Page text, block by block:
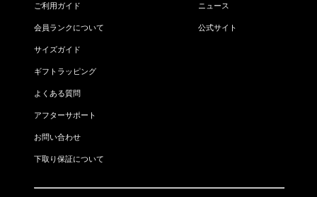
ご利用ガイド
会員ランクについて
サイズガイド
ギフトラッピング
よくある質問
アフターサポート
お問い合わせ
下取り保証について
ニュース
公式サイト